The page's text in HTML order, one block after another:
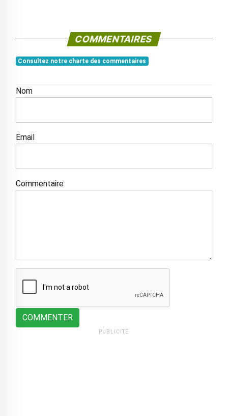
COMMENTAIRES
Consultez notre charte des commentaires
Nom
Email
Commentaire
COMMENTER
PUBLICITÉ